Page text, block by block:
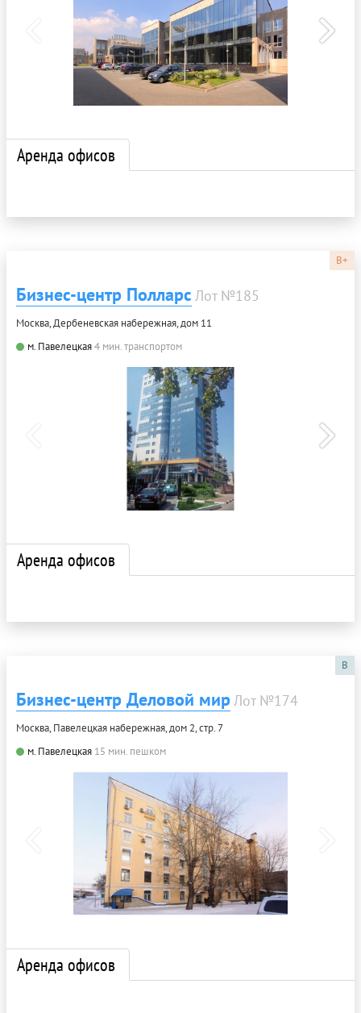
Аренда офисов
B+
Бизнес-центр Полларс Лот №185
Москва, Дербеневская набережная, дом 11
м. Павелецкая4 мин. транспортом
Аренда офисов
B
Бизнес-центр Деловой мирЛот №174
Москва, Павелецкая набережная, дом 2, стр. 7
м. Павелецкая 15 мин. пешком
Аренда офисов